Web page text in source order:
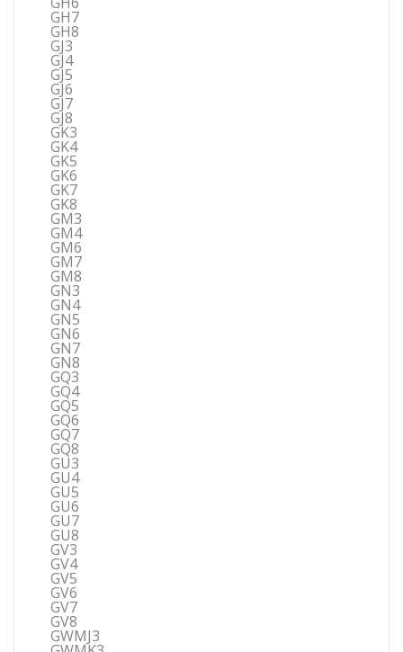
GH7
GH8
GJ3
GJ4
GJ5
GJ6
GJ7
GJ8
GK3
GK4
GK5
GK6
GK7
GK8
GM3
GM4
GM6
GM7
GM8
GN3
GN4
GN5
GN6
GN7
GN8
GQ3
GQ4
GQ5
GQ6
GQ7
GQ8
GU3
GU4
GU5
GU6
GU7
GU8
GV3
GV4
GV5
GV6
GV7
GV8
GWMJ3